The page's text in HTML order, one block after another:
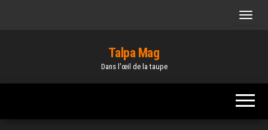
Talpa Mag
Dans l'œil de la taupe